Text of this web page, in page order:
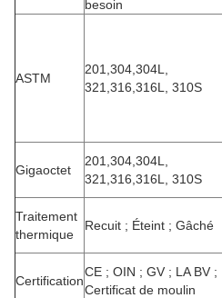
besoin
ASTM
201,304,304L,
321,316,316L, 310S
Gigaoctet
201,304,304L,
321,316,316L, 310S
Traitement
thermique
Recuit ; Éteint ; Gâché
Certification
CE ; OIN ; GV ; LA BV ;
Certificat de moulin